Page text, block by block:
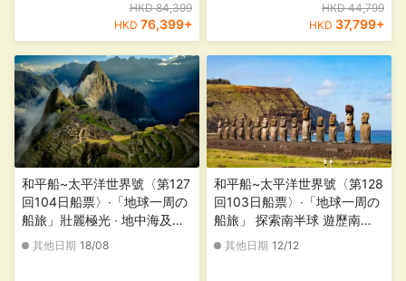
HKD 84,399
HKD 76,399+
HKD 44,799
HKD 37,799+
和平船~太平洋世界號〈第127
回104日船票〉‧「地球一周の
船旅」壯麗極光 ‧ 地中海及拉
丁美洲【香港尖沙咀海運碼頭
登船，日本橫濱離船】
其他日期 18/08
和平船~太平洋世界號〈第128
回103日船票〉‧「地球一周の
船旅」 探索南半球 遊歷南
非、南美及南極【香港尖沙咀
海運碼頭登船，日本橫濱離
其他日期 12/12